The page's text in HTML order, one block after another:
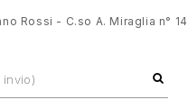
Rossi - C.so A. Miraglia n°